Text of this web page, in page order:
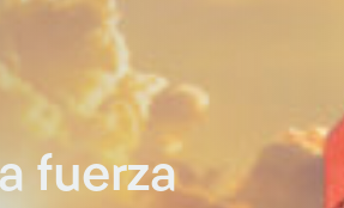
fuerza